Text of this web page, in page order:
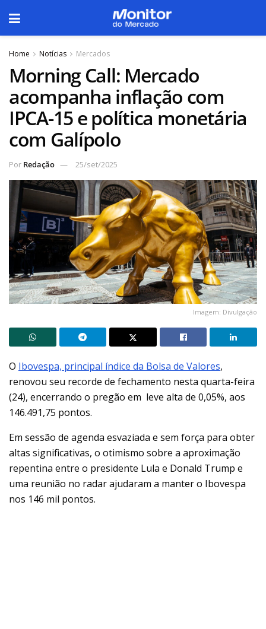
Home Notícias Mercados
Morning Call: Mercado
acompanha inflação com
IPCA-15 e política monetária
com Galípolo
Por Redação 25/set/2025
Imagem: Divulgação
O Ibovespa, principal índice da Bolsa de Valores,
renovou seu recorde de fechamento nesta quarta-feira
(24), encerrando o pregão em leve alta de 0,05%, aos
146.491,75 pontos.
Em sessão de agenda esvaziada e sem força para obter
altas significativas, o otimismo sobre a aproximação
repentina entre o presidente Lula e Donald Trump e
uma reunião no radar ajudaram a manter o Ibovespa
nos 146 mil pontos.